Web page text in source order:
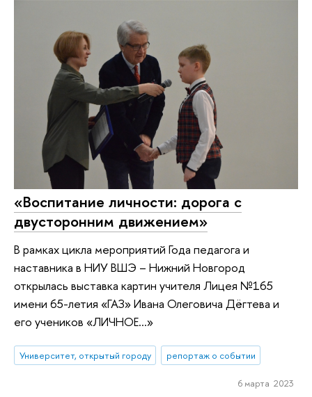
«Воспитание личности: дорога с
двусторонним движением»
В рамках цикла мероприятий Года педагога и
наставника в НИУ ВШЭ – Нижний Новгород
открылась выставка картин учителя Лицея №165
имени 65-летия «ГАЗ» Ивана Олеговича Дёгтева и
его учеников «ЛИЧНОЕ…»
Университет, открытый городу репортаж о событии
6 марта 2023